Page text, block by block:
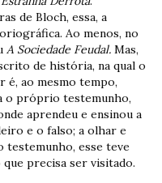
de Bloch, essa, a
Ao menos, no
A Sociedade Feudal. Mas,
de história, na qual o
ao mesmo tempo,
o próprio testemunho,
aprendeu e ensinou a
e o falso; a olhar e
testemunho, esse teve
precisa ser visitado.